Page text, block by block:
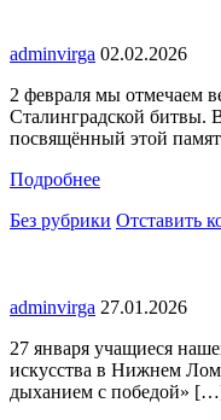
adminvirga 02.02.2026
2 февраля мы отмечаем
Сталинградской битвы.
посвящённый этой
Подробнее
Без рубрики Отставить
adminvirga 27.01.2026
27 января учащиеся
искусства в Нижнем
дыханием с победой»